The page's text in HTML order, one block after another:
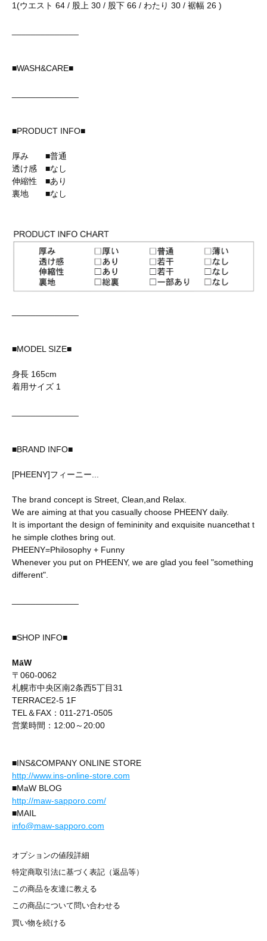
1(ウエスト 64 / 股上 30 / 股下 66 / わたり 30 / 裾幅 26 )
■WASH&CARE■
■PRODUCT INFO■
厚み ■普通
透け感 ■なし
伸縮性 ■あり
裏地 ■なし
■MODEL SIZE■
身長 165cm
着用サイズ 1
■BRAND INFO■
[PHEENY]フィーニー...
The brand concept is Street, Clean,and Relax.
We are aiming at that you casually choose PHEENY daily.
It is important the design of femininity and exquisite nuancethat t
he simple clothes bring out.
PHEENY=Philosophy + Funny
Whenever you put on PHEENY, we are glad you feel "something
different".
■SHOP INFO■
MāW
〒060-0062
札幌市中央区南2条西5丁目31
TERRACE2-5 1F
TEL＆FAX：011-271-0505
営業時間：12:00～20:00
■INS&COMPANY ONLINE STORE
http://www.ins-online-store.com
■MaW BLOG
http://maw-sapporo.com/
■MAIL
info@maw-sapporo.com
オプションの値段詳細
特定商取引法に基づく表記（返品等）
この商品を友達に教える
この商品について問い合わせる
買い物を続ける